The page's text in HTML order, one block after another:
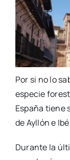
Por si no lo
especie
España tiene
de Ayllón e
Durante la